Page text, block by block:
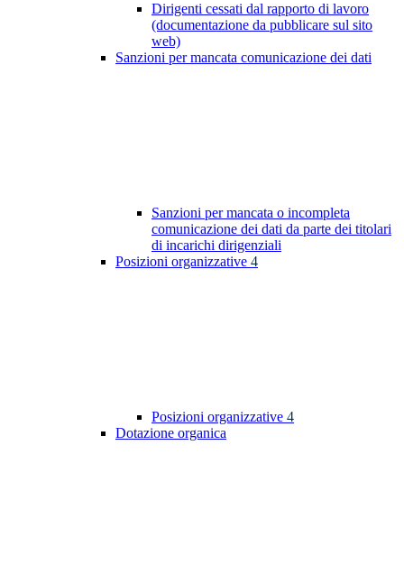
Dirigenti cessati dal rapporto di lavoro
(documentazione da pubblicare sul sito
web)
Sanzioni per mancata comunicazione dei dati
Sanzioni per mancata o incompleta
comunicazione dei dati da parte dei titolari
di incarichi dirigenziali
Posizioni organizzative 4
Posizioni organizzative 4
Dotazione organica